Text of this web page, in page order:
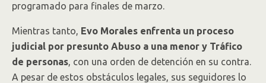
programado para finales de marzo.
Mientras tanto, Evo Morales enfrenta un proceso
judicial por presunto Abuso a una menor y Tráfico
de personas, con una orden de detención en su contra.
A pesar de estos obstáculos legales, sus seguidores lo